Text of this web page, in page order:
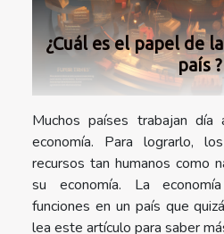
¿Cuál es el papel de
país ?
Muchos países trabajan
economía. Para lograrlo,
recursos tan humanos como
su economía. La
funciones en un país que
lea este artículo para saber